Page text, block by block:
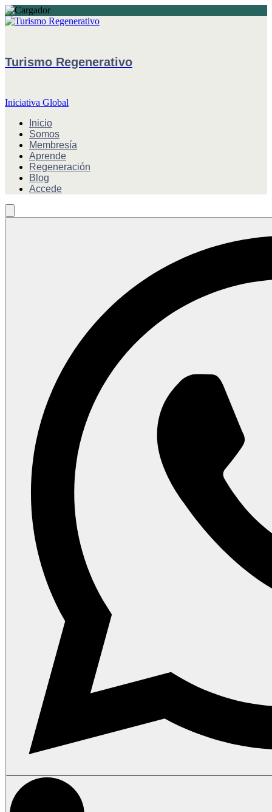
Turismo Regenerativo
Iniciativa Global
Inicio
Somos
Membresía
Aprende
Regeneración
Blog
Accede